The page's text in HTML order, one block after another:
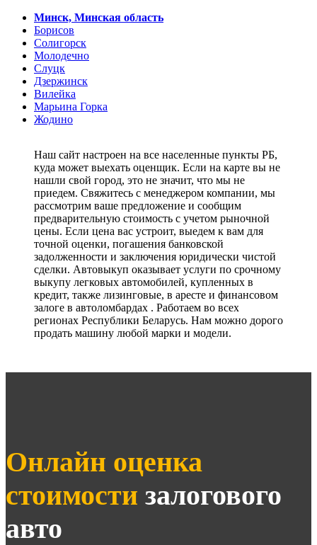
Минск, Минская область
Борисов
Солигорск
Молодечно
Слуцк
Дзержинск
Вилейка
Марьина Горка
Жодино
Наш сайт настроен на все населенные пункты РБ,
куда может выехать оценщик. Если на карте вы не
нашли свой город, это не значит, что мы не
приедем. Свяжитесь с менеджером компании, мы
рассмотрим ваше предложение и сообщим
предварительную стоимость с учетом рыночной
цены. Если цена вас устроит, выедем к вам для
точной оценки, погашения банковской
задолженности и заключения юридически чистой
сделки. Автовыкуп оказывает услуги по срочному
выкупу легковых автомобилей, купленных в
кредит, также лизинговые, в аресте и финансовом
залоге в автоломбардах . Работаем во всех
регионах Республики Беларусь. Нам можно дорого
продать машину любой марки и модели.
Онлайн оценка
стоимости залогового
авто